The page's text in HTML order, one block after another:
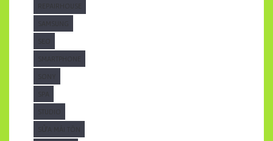
REPAIRHOUSE
SAMSUNG
SMARTPHONE
SPA
STUDIO
SỬA MÁI TÔN